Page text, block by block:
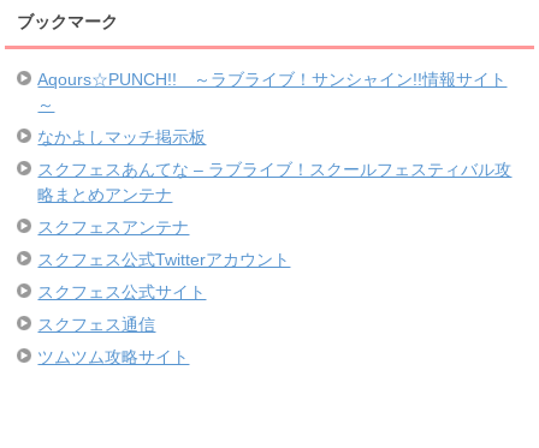
ブックマーク
Aqours☆PUNCH!! ～ラブライブ！サンシャイン!!情報サイト
～
なかよしマッチ掲示板
スクフェスあんてな – ラブライブ！スクールフェスティバル攻
略まとめアンテナ
スクフェスアンテナ
スクフェス公式Twitterアカウント
スクフェス公式サイト
スクフェス通信
ツムツム攻略サイト